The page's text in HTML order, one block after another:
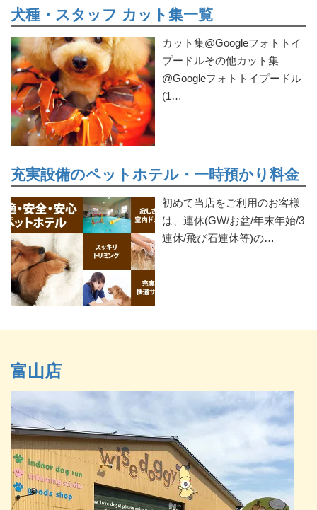
犬種・スタッフ カット集一覧
カット集@Googleフォトトイ
プードルその他カット集
@Googleフォトトイプードル
(1…
充実設備のペットホテル・一時預かり料金
初めて当店をご利用のお客様
は、連休(GW/お盆/年末年始/3
連休/飛び石連休等)の…
富山店